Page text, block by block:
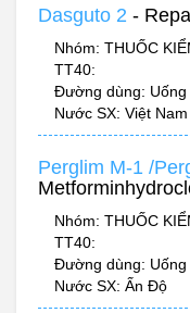
Dasguto 2 -
Nhóm: THUỐC
TT40:
Đường dùng: Uống
Nước SX: Việt Nam
Perglim M-1 /
Nhóm: THUỐC
TT40:
Đường dùng: Uống
Nước SX: Ấn Độ